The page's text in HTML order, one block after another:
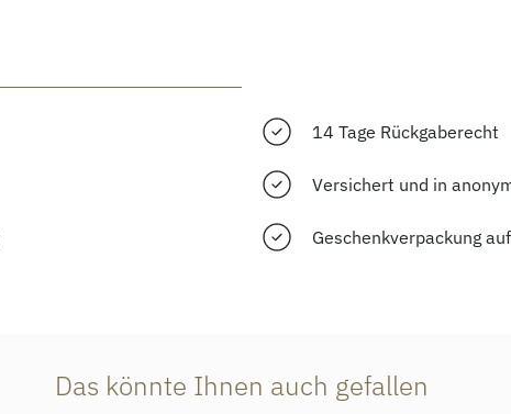
14 Tage Rückgaberecht
Versichert und in
Geschenkverpackung
Das könnte Ihnen auch gefallen